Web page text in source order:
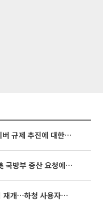
[특징주] 美 중국산 광트랜시버 규제 추진에 대한광통신 등 광통신株 강세
[특징주] “탄약 부족하다“ 美 국방부 증산 요청에⋯국내 방산주 급등세
현대차·기아, 이번 주 임단협 재개…하청 사용자성 재심도 ‘변수’